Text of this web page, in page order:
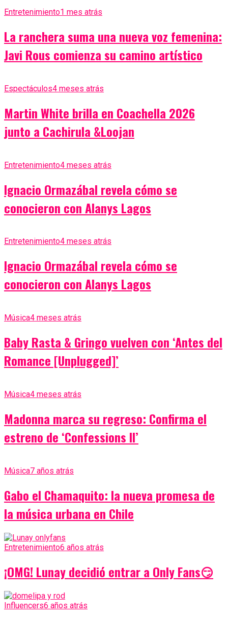
Entretenimiento1 mes atrás
La ranchera suma una nueva voz femenina:
Javi Rous comienza su camino artístico
Espectáculos4 meses atrás
Martin White brilla en Coachella 2026
junto a Cachirula &Loojan
Entretenimiento4 meses atrás
Ignacio Ormazábal revela cómo se
conocieron con Alanys Lagos
Entretenimiento4 meses atrás
Ignacio Ormazábal revela cómo se
conocieron con Alanys Lagos
Música4 meses atrás
Baby Rasta & Gringo vuelven con ‘Antes del
Romance [Unplugged]’
Música4 meses atrás
Madonna marca su regreso: Confirma el
estreno de ‘Confessions II’
Música7 años atrás
Gabo el Chamaquito: la nueva promesa de
la música urbana en Chile
Entretenimiento6 años atrás
¡OMG! Lunay decidió entrar a Only Fans😏
Influencers6 años atrás